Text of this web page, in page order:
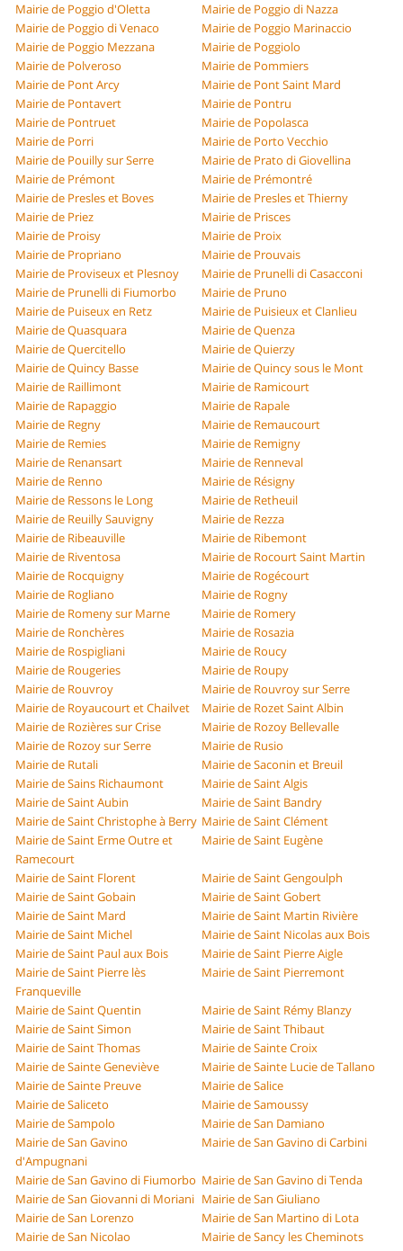
Mairie de Poggio d'Oletta
Mairie de Poggio di Nazza
Mairie de Poggio di Venaco
Mairie de Poggio Marinaccio
Mairie de Poggio Mezzana
Mairie de Poggiolo
Mairie de Polveroso
Mairie de Pommiers
Mairie de Pont Arcy
Mairie de Pont Saint Mard
Mairie de Pontavert
Mairie de Pontru
Mairie de Pontruet
Mairie de Popolasca
Mairie de Porri
Mairie de Porto Vecchio
Mairie de Pouilly sur Serre
Mairie de Prato di Giovellina
Mairie de Prémont
Mairie de Prémontré
Mairie de Presles et Boves
Mairie de Presles et Thierny
Mairie de Priez
Mairie de Prisces
Mairie de Proisy
Mairie de Proix
Mairie de Propriano
Mairie de Prouvais
Mairie de Proviseux et Plesnoy
Mairie de Prunelli di Casacconi
Mairie de Prunelli di Fiumorbo
Mairie de Pruno
Mairie de Puiseux en Retz
Mairie de Puisieux et Clanlieu
Mairie de Quasquara
Mairie de Quenza
Mairie de Quercitello
Mairie de Quierzy
Mairie de Quincy Basse
Mairie de Quincy sous le Mont
Mairie de Raillimont
Mairie de Ramicourt
Mairie de Rapaggio
Mairie de Rapale
Mairie de Regny
Mairie de Remaucourt
Mairie de Remies
Mairie de Remigny
Mairie de Renansart
Mairie de Renneval
Mairie de Renno
Mairie de Résigny
Mairie de Ressons le Long
Mairie de Retheuil
Mairie de Reuilly Sauvigny
Mairie de Rezza
Mairie de Ribeauville
Mairie de Ribemont
Mairie de Riventosa
Mairie de Rocourt Saint Martin
Mairie de Rocquigny
Mairie de Rogécourt
Mairie de Rogliano
Mairie de Rogny
Mairie de Romeny sur Marne
Mairie de Romery
Mairie de Ronchères
Mairie de Rosazia
Mairie de Rospigliani
Mairie de Roucy
Mairie de Rougeries
Mairie de Roupy
Mairie de Rouvroy
Mairie de Rouvroy sur Serre
Mairie de Royaucourt et Chailvet
Mairie de Rozet Saint Albin
Mairie de Rozières sur Crise
Mairie de Rozoy Bellevalle
Mairie de Rozoy sur Serre
Mairie de Rusio
Mairie de Rutali
Mairie de Saconin et Breuil
Mairie de Sains Richaumont
Mairie de Saint Algis
Mairie de Saint Aubin
Mairie de Saint Bandry
Mairie de Saint Christophe à Berry Mairie de Saint Clément
Mairie de Saint Erme Outre et
Ramecourt
Mairie de Saint Eugène
Mairie de Saint Florent
Mairie de Saint Gengoulph
Mairie de Saint Gobain
Mairie de Saint Gobert
Mairie de Saint Mard
Mairie de Saint Martin Rivière
Mairie de Saint Michel
Mairie de Saint Nicolas aux Bois
Mairie de Saint Paul aux Bois
Mairie de Saint Pierre Aigle
Mairie de Saint Pierre lès
Franqueville
Mairie de Saint Pierremont
Mairie de Saint Quentin
Mairie de Saint Rémy Blanzy
Mairie de Saint Simon
Mairie de Saint Thibaut
Mairie de Saint Thomas
Mairie de Sainte Croix
Mairie de Sainte Geneviève
Mairie de Sainte Lucie de Tallano
Mairie de Sainte Preuve
Mairie de Salice
Mairie de Saliceto
Mairie de Samoussy
Mairie de Sampolo
Mairie de San Damiano
Mairie de San Gavino
d'Ampugnani
Mairie de San Gavino di Carbini
Mairie de San Gavino di Fiumorbo Mairie de San Gavino di Tenda
Mairie de San Giovanni di Moriani Mairie de San Giuliano
Mairie de San Lorenzo
Mairie de San Martino di Lota
Mairie de San Nicolao
Mairie de Sancy les Cheminots